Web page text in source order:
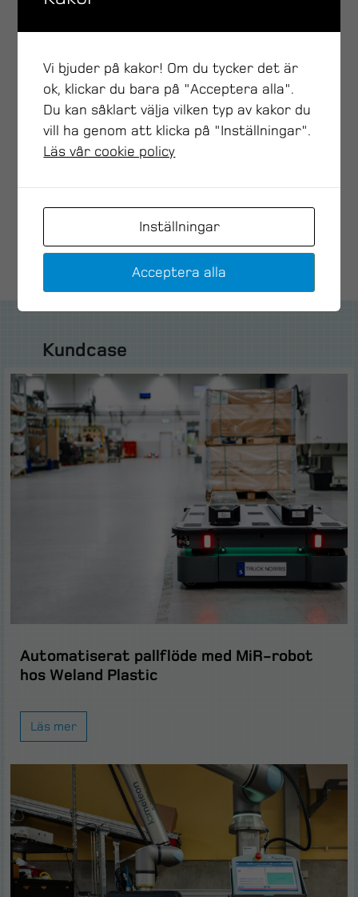
08-522 933 01
Maila mig
DELA GÄRNA SIDAN
Kundcase
Automatiserat pallflöde med MiR-robot
hos Weland Plastic
Läs mer
Vi bjuder på kakor! Om du tycker det är
ok, klickar du bara på "Acceptera alla".
Du kan såklart välja vilken typ av kakor du
vill ha genom att klicka på "Inställningar".
Läs vår cookie policy
Inställningar
Acceptera alla